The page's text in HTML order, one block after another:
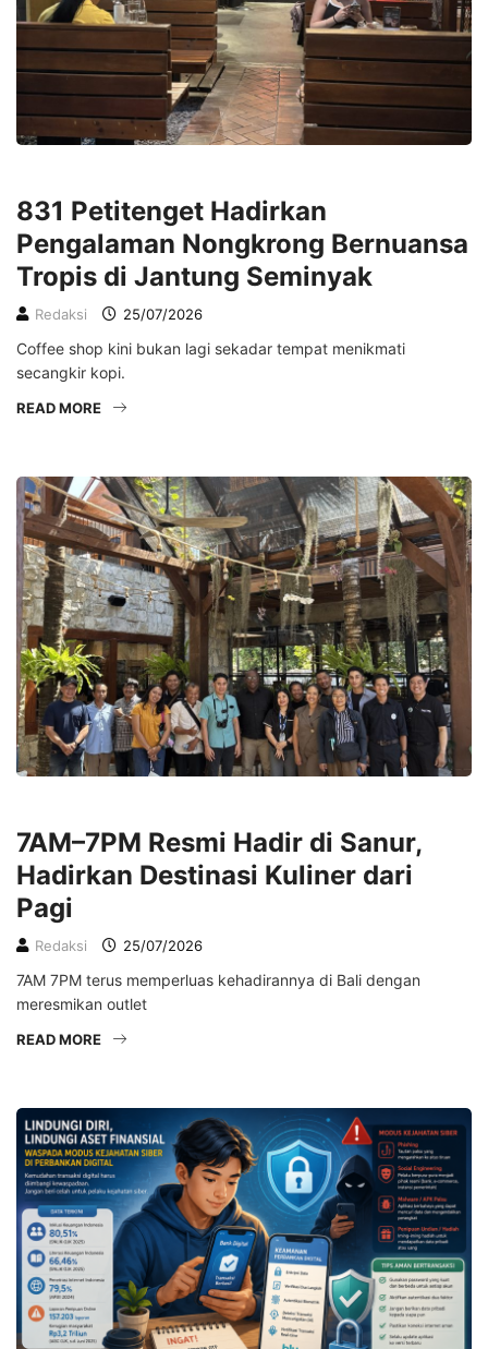
831 Petitenget Hadirkan
Pengalaman Nongkrong Bernuansa
Tropis di Jantung Seminyak
Redaksi 25/07/2026
Coffee shop kini bukan lagi sekadar tempat menikmati
secangkir kopi.
READ MORE
7AM–7PM Resmi Hadir di Sanur,
Hadirkan Destinasi Kuliner dari
Pagi
Redaksi 25/07/2026
7AM 7PM terus memperluas kehadirannya di Bali dengan
meresmikan outlet
READ MORE